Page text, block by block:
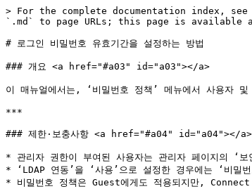
> For the complete documentation index,
`.md` to page URLs; this page is available
# 로그인 비밀번호 유효기간을 설정하는 방법
### 개요 <a href="#a03" id="a03"></a>
이 매뉴얼에서는, ‘비밀번호 정책’ 메뉴에서 사용자
***
### 제한·보충사항 <a href="#a04" id="a04"></a>
* 관리자 권한이 부여된 사용자는 관리자 페이지의 ‘
* ‘LDAP 연동’을 ‘사용’으로 설정한 경우에는 ‘비밀
* 비밀번호 정책은 Guest에게도 적용되지만,